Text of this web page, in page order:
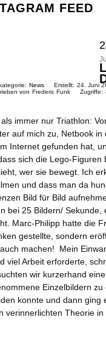
FEED
News Erstellt: 24. Juni
von Frederic Funk Zugriffe:
immer nur Triathlon:
auf mich zu, Netbook
Internet gefunden hat,
sich die Lego-Figuren
wer sie bewegt. Ich
und dass man da
Bild für Bild
bei 25 Bildern/ Sekunde,
Marc-Philipp hatte die
gestellte, sondern
machen! Mein
viel Arbeit erforderte,
wir kurzerhand
Einzelbildern zu
konnte und dann ging
verinnerlichten Theorie in